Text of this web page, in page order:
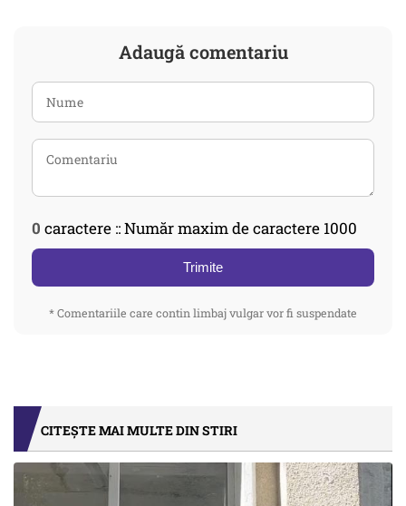
Adaugă comentariu
0 caractere :: Număr maxim de caractere 1000
Trimite
* Comentariile care contin limbaj vulgar vor fi suspendate
CITEȘTE MAI MULTE DIN STIRI